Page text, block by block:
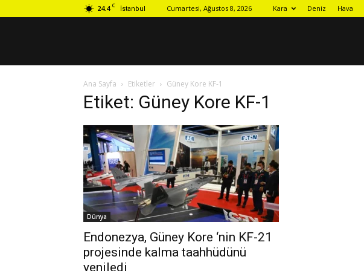
24.4 C İstanbul Cumartesi, Ağustos 8, 2026 Kara Deniz Hava
Ana Sayfa Etiketler Güney Kore KF-1
Etiket: Güney Kore KF-1
Dünya
Endonezya, Güney Kore ‘nin KF-21
projesinde kalma taahhüdünü
yeniledi